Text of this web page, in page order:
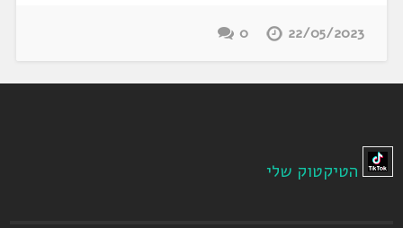
22/05/2023
0
הטיקטוק שלי